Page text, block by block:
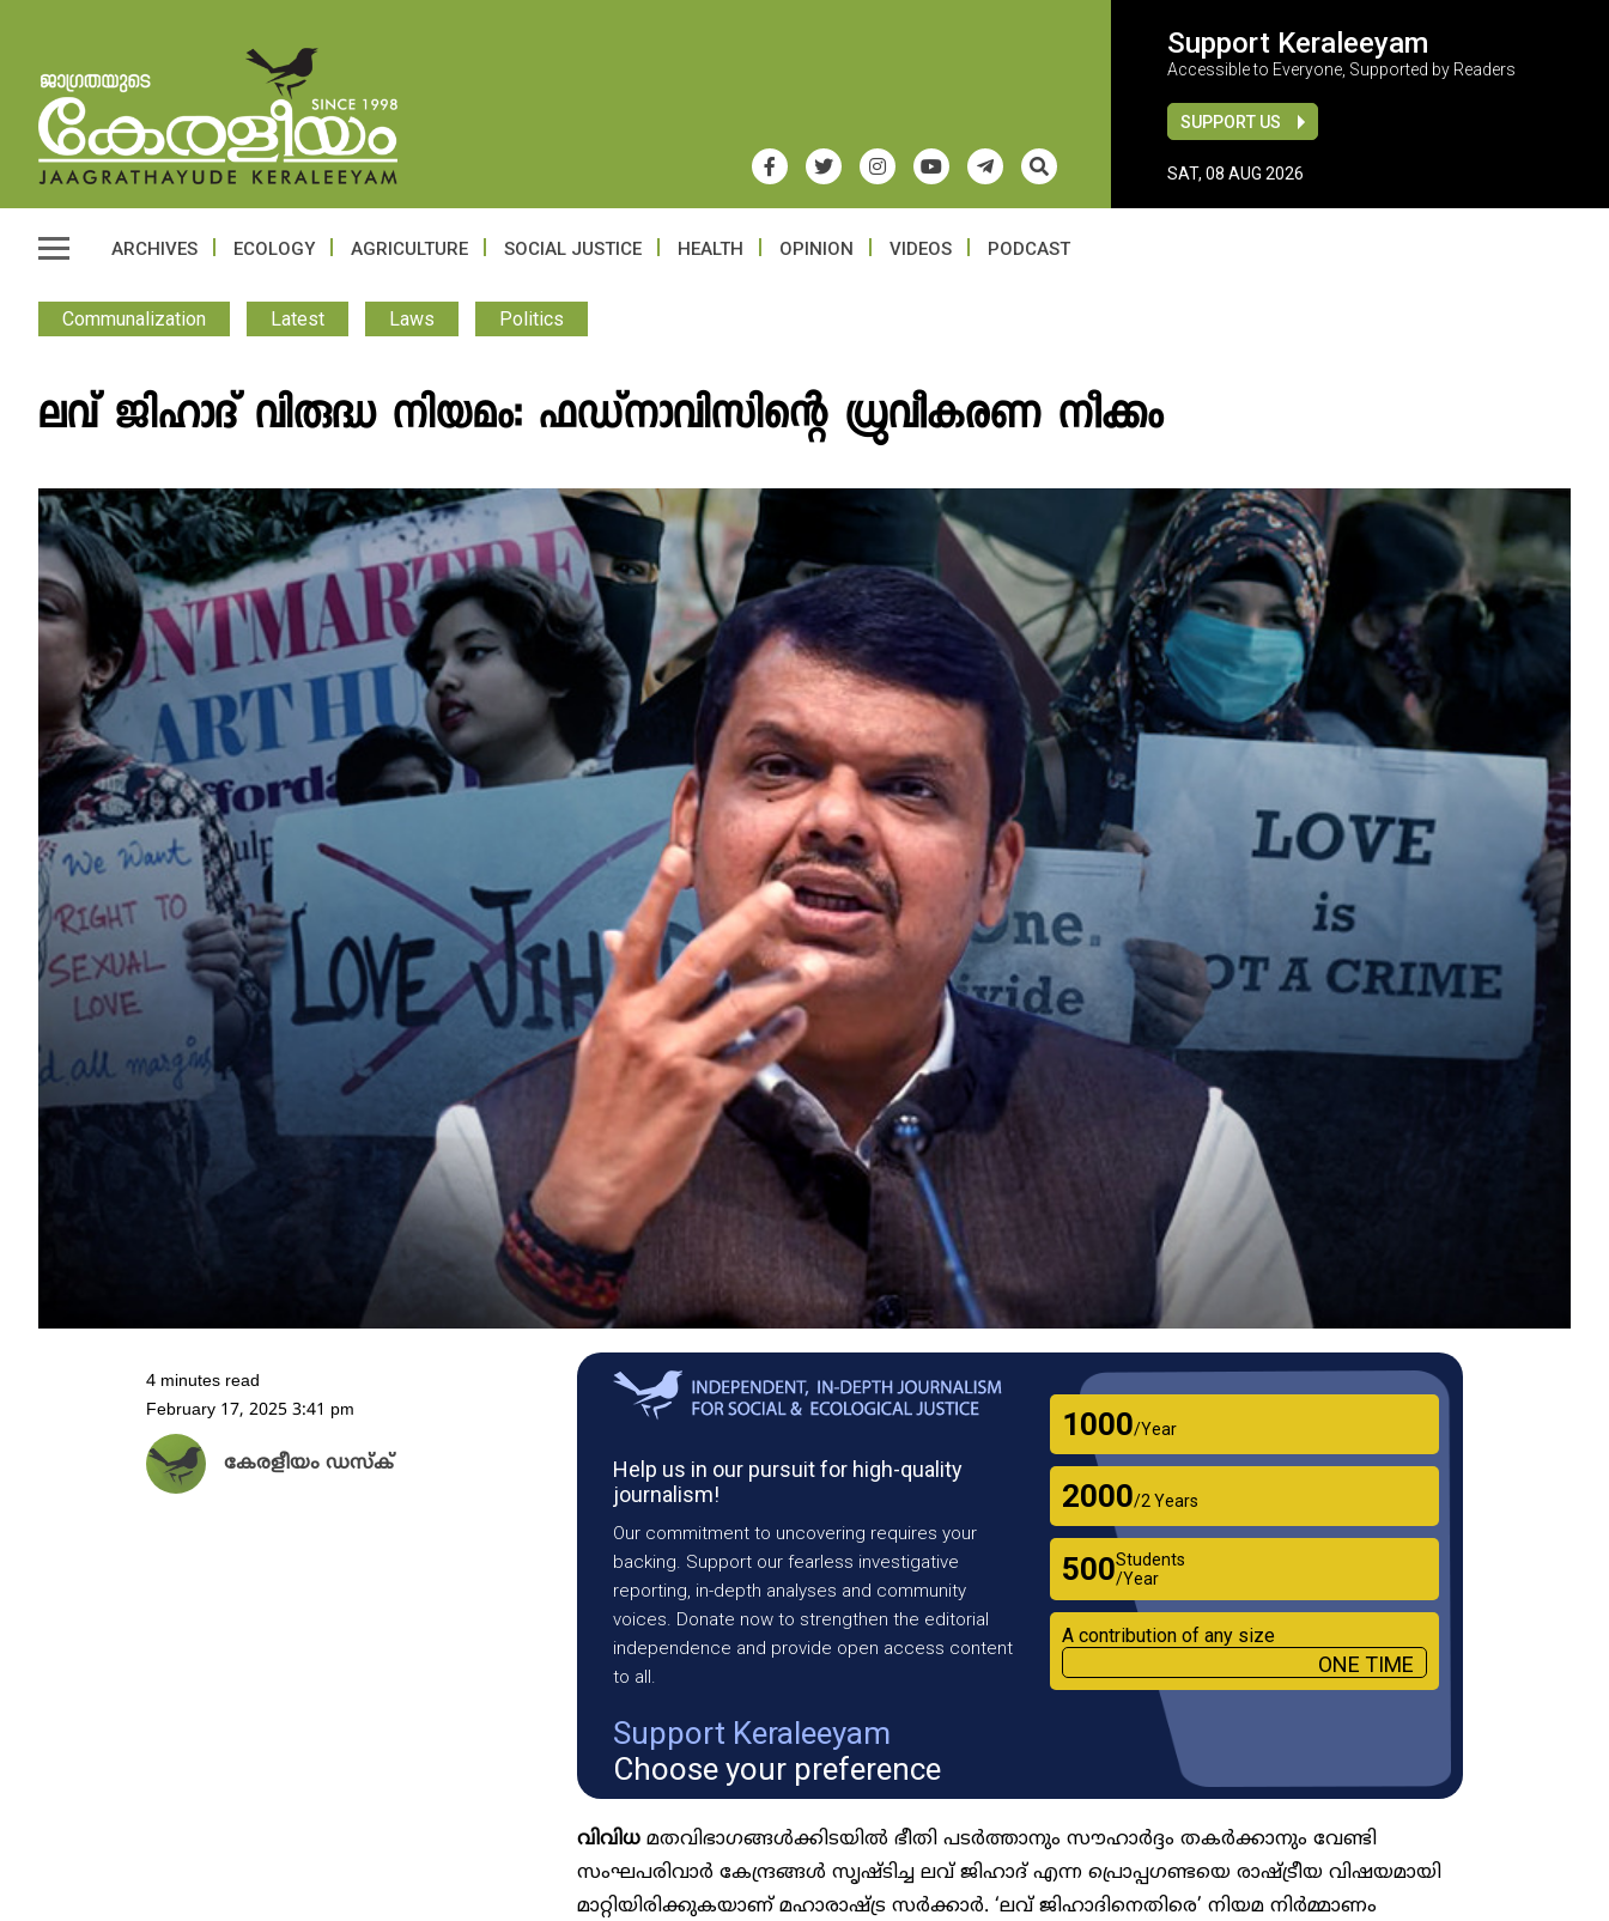
Support Keraleeyam
Accessible to Everyone, Supported by Readers
SUPPORT US
SAT, 08 AUG 2026
ARCHIVES ECOLOGY AGRICULTURE SOCIAL JUSTICE HEALTH OPINION VIDEOS PODCAST
Communalization Latest Laws Politics
ലവ് ജിഹാദ് വിരുദ്ധ നിയമം: ഫഡ്‌നാവിസിന്റെ ധ്രുവീകരണ നീക്കം
Help us in our pursuit for high-quality
journalism!
Our commitment to uncovering requires your
backing. Support our fearless investigative
reporting, in-depth analyses and community
voices. Donate now to strengthen the editorial
independence and provide open access content
to all.
Support Keraleeyam
Choose your preference
₹1000/Year
₹2000/2 Years
₹500Students
/Year
A contribution of any size
ONE TIME
വിവിധ മതവിഭാഗങ്ങൾക്കിടയിൽ ഭീതി പടർത്താനും സൗഹാർദ്ദം തകർക്കാനും വേണ്ടി
സംഘപരിവാർ കേന്ദ്രങ്ങൾ സൃഷ്ടിച്ച ലവ് ജിഹാദ് എന്ന പ്രൊപ്പഗണ്ടയെ രാഷ്ട്രീയ വിഷയമായി
മാറ്റിയിരിക്കുകയാണ് മഹാരാഷ്ട്ര സർക്കാർ. ‘ലവ് ജിഹാദിനെതിരെ’ നിയമ നിർമ്മാണം
4 minutes read
February 17, 2025 3:41 pm
കേരളീയം ഡസ്ക്